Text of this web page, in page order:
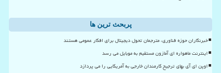
پربحث ترین ها
خبرنگاران حوزه فناوری، مترجمان تحول دیجیتال برای افکار عمومی هستند
اینترنت ماهواره ای آمازون مستقیم به موبایل می رسد
اوپن ای آی بهای ترجیح کارمندان خارجی به آمریکایی را می پردازد